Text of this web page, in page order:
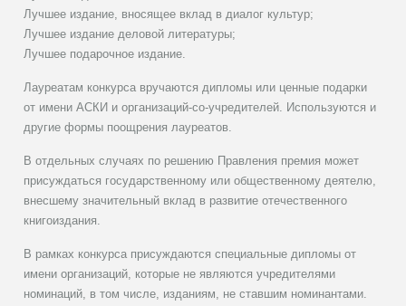
Лучшее издание, вносящее вклад в диалог культур;
Лучшее издание деловой литературы;
Лучшее подарочное издание.
Лауреатам конкурса вручаются дипломы или ценные подарки
от имени АСКИ и организаций-со-учредителей. Используются и
другие формы поощрения лауреатов.
В отдельных случаях по решению Правления премия может
присуждаться государственному или общественному деятелю,
внесшему значительный вклад в развитие отечественного
книгоиздания.
В рамках конкурса присуждаются специальные дипломы от
имени организаций, которые не являются учредителями
номинаций, в том числе, изданиям, не ставшим номинантами.